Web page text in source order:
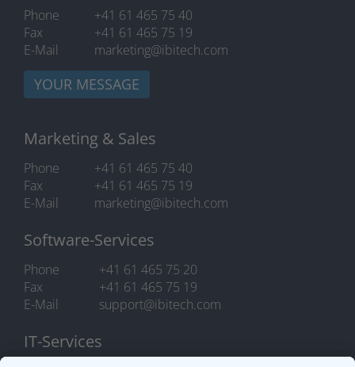
Phone
+41 61 465 75 40
Fax
+41 61 465 75 19
E-Mail
marketing@ibitech.com
YOUR MESSAGE
Marketing & Sales
Phone
+41 61 465 75 40
Fax
+41 61 465 75 19
E-Mail
marketing@ibitech.com
Software-Services
Phone
+41 61 465 75 20
Fax
+41 61 465 75 19
E-Mail
support@ibitech.com
IT-Services